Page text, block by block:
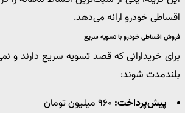
اقساطی خودرو ارائه می‌دهد.
فروش اقساطی خودرو با تسویه سریع
برای خریدارانی که قصد تسویه سریع دارند و
بلندمدت شوند:
پیش‌پرداخت: